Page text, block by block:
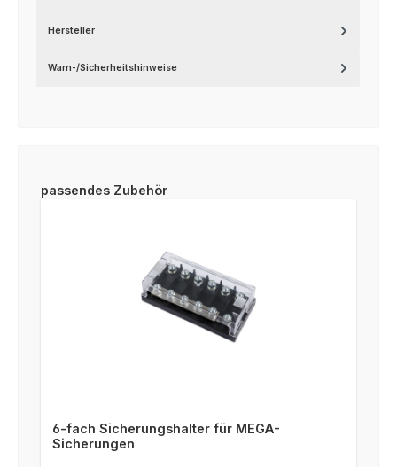
Hersteller
Warn-/Sicherheitshinweise
Produktgalerie überspringen
passendes Zubehör
6-fach Sicherungshalter für MEGA-
Sicherungen